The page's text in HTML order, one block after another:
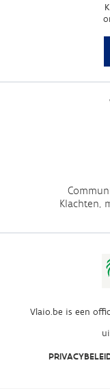
Klachten,
Vlaio.be is een